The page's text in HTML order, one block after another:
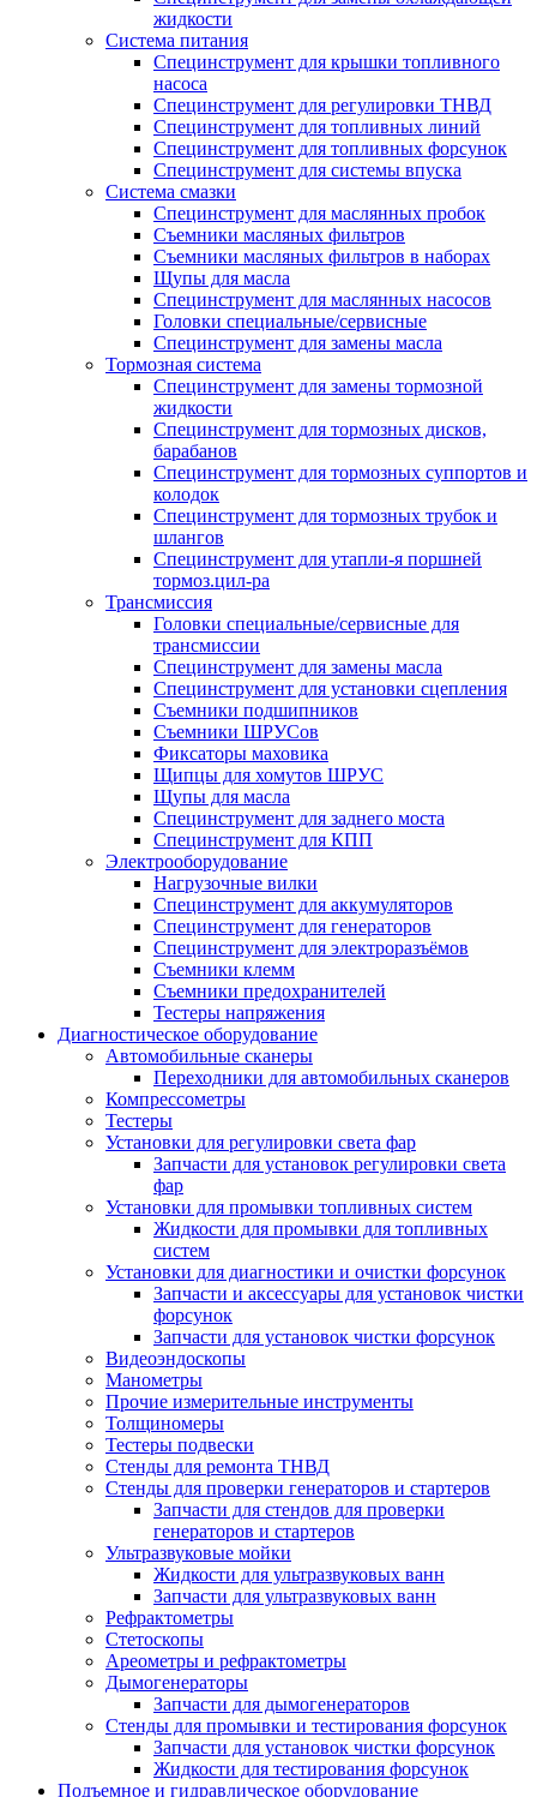
жидкости
Система питания
Специнструмент для крышки топливного
насоса
Специнструмент для регулировки ТНВД
Специнструмент для топливных линий
Специнструмент для топливных форсунок
Специнструмент для системы впуска
Система смазки
Специнструмент для маслянных пробок
Съемники масляных фильтров
Съемники масляных фильтров в наборах
Щупы для масла
Специнструмент для маслянных насосов
Головки специальные/сервисные
Специнструмент для замены масла
Тормозная система
Специнструмент для замены тормозной
жидкости
Специнструмент для тормозных дисков,
барабанов
Специнструмент для тормозных суппортов и
колодок
Специнструмент для тормозных трубок и
шлангов
Специнструмент для утапли-я поршней
тормоз.цил-ра
Трансмиссия
Головки специальные/сервисные для
трансмиссии
Специнструмент для замены масла
Специнструмент для установки сцепления
Съемники подшипников
Съемники ШРУСов
Фиксаторы маховика
Щипцы для хомутов ШРУС
Щупы для масла
Специнструмент для заднего моста
Специнструмент для КПП
Электрооборудование
Нагрузочные вилки
Специнструмент для аккумуляторов
Специнструмент для генераторов
Специнструмент для электроразъёмов
Съемники клемм
Съемники предохранителей
Тестеры напряжения
Диагностическое оборудование
Автомобильные сканеры
Переходники для автомобильных сканеров
Компрессометры
Тестеры
Установки для регулировки света фар
Запчасти для установок регулировки света
фар
Установки для промывки топливных систем
Жидкости для промывки для топливных
систем
Установки для диагностики и очистки форсунок
Запчасти и аксессуары для установок чистки
форсунок
Запчасти для установок чистки форсунок
Видеоэндоскопы
Манометры
Прочие измерительные инструменты
Толщиномеры
Тестеры подвески
Стенды для ремонта ТНВД
Стенды для проверки генераторов и стартеров
Запчасти для стендов для проверки
генераторов и стартеров
Ультразвуковые мойки
Жидкости для ультразвуковых ванн
Запчасти для ультразвуковых ванн
Рефрактометры
Стетоскопы
Ареометры и рефрактометры
Дымогенераторы
Запчасти для дымогенераторов
Стенды для промывки и тестирования форсунок
Запчасти для установок чистки форсунок
Жидкости для тестирования форсунок
Подъемное и гидравлическое оборудование